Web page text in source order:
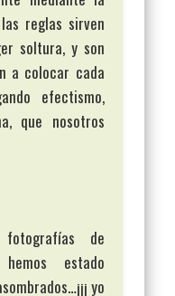
reglas sirven
soltura, y son
a colocar cada
efectismo,
que nosotros
de
estado
yo